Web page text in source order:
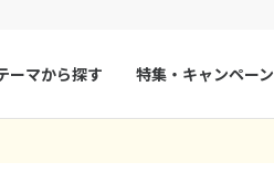
ーマから探す 特集・キャンペーン